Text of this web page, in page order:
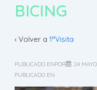
BICING
‹ Volver a 1ªVisita
PUBLICADO ENPOR 24
PUBLICADO EN